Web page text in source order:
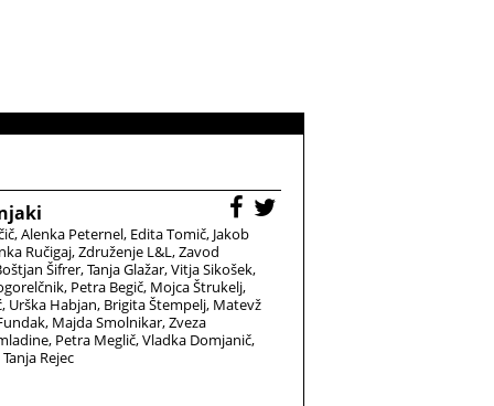
Alenka Peternel Edita Tomič Jakob
Ručigaj Združenje L&L Zavod
Šifrer Tanja Glažar Vitja Sikošek
Petra Begič Mojca Štrukelj
Urška Habjan Brigita Štempelj Matevž
Majda Smolnikar Zveza
Petra Meglič Vladka Domjanič
Tanja Rejec